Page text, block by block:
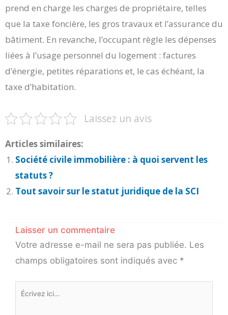
prend en charge les charges de propriétaire, telles
que la taxe foncière, les gros travaux et l’assurance du
bâtiment. En revanche, l’occupant règle les dépenses
liées à l’usage personnel du logement : factures
d’énergie, petites réparations et, le cas échéant, la
taxe d’habitation.
Laissez un avis
Articles similaires:
Société civile immobilière : à quoi servent les
statuts ?
Tout savoir sur le statut juridique de la SCI
Laisser un commentaire
Votre adresse e-mail ne sera pas publiée. Les
champs obligatoires sont indiqués avec *
Écrivez